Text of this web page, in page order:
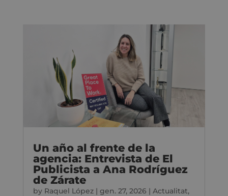
Un año al frente de la
agencia: Entrevista de El
Publicista a Ana Rodríguez
de Zárate
by Raquel López| gen. 27, 2026 | Actualitat,